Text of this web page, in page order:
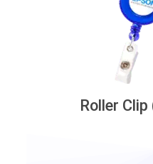
Roller